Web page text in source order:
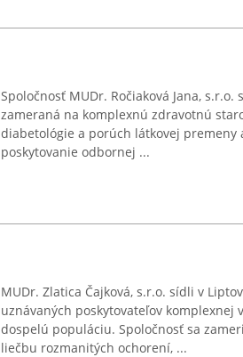
Spoločnosť MUDr. Ročiaková Jana,
zameraná na komplexnú zdravotnú
diabetológie a porúch látkovej premeny
poskytovanie odbornej ...
MUDr. Zlatica Čajková, s.r.o. sídli v
uznávaných poskytovateľov
dospelú populáciu. Spoločnosť sa
liečbu rozmanitých ochorení, ...